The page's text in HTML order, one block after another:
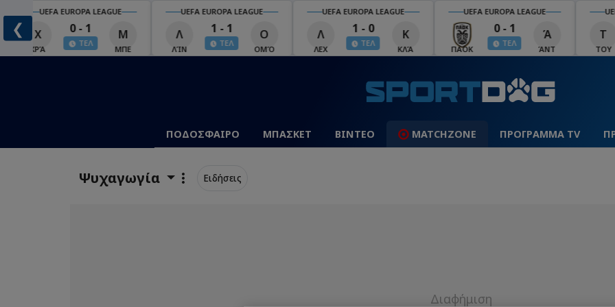
❮
UEFA EUROPA LEAGUE
ΧΡΆ
0 - 1
ΤΕΛ
ΜΠΕ
UEFA EUROPA LEAGUE
ΛΊΝ
1 - 1
ΤΕΛ
ΟΜΌ
UEFA EUROPA LEAGUE
ΛΕΧ
1 - 0
ΤΕΛ
ΚΛΆ
UEFA EUROPA LEAGUE
ΠΑΟΚ
0 - 1
ΤΕΛ
ΆΝΤ
UEFA
ΤΟΥ
ΠΟΔΟΣΦΑΙΡΟ ΜΠΑΣΚΕΤ ΒΙΝΤΕΟ MATCHZONE ΠΡΟΓΡΑΜΜΑ TV
Ψυχαγωγία Ειδήσεις